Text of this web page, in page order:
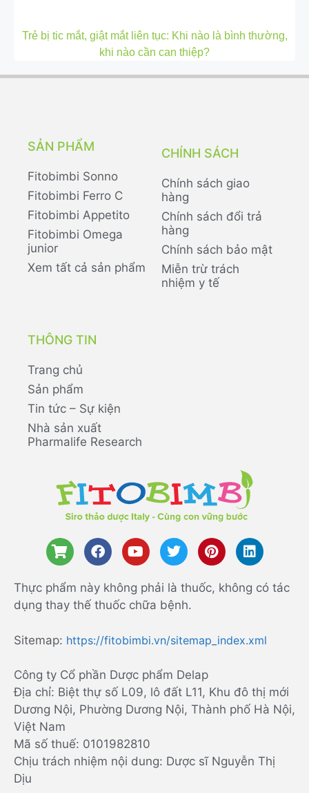
Trẻ bị tic mắt, giật mắt liên tục: Khi nào là bình thường,
khi nào cần can thiệp?
SẢN PHẨM
Fitobimbi Sonno
Fitobimbi Ferro C
Fitobimbi Appetito
Fitobimbi Omega
junior
Xem tất cả sản phẩm
CHÍNH SÁCH
Chính sách giao
hàng
Chính sách đổi trả
hàng
Chính sách bảo mật
Miễn trừ trách
nhiệm y tế
THÔNG TIN
Trang chủ
Sản phẩm
Tin tức – Sự kiện
Nhà sản xuất
Pharmalife Research
Thực phẩm này không phải là thuốc, không có tác
dụng thay thế thuốc chữa bệnh.
Sitemap: https://fitobimbi.vn/sitemap_index.xml
Công ty Cổ phần Dược phẩm Delap
Địa chỉ: Biệt thự số L09, lô đất L11, Khu đô thị mới
Dương Nội, Phường Dương Nội, Thành phố Hà Nội,
Việt Nam
Mã số thuế: 0101982810
Chịu trách nhiệm nội dung: Dược sĩ Nguyễn Thị
Dịu